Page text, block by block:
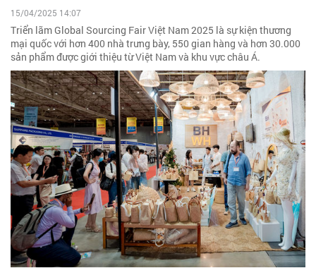
15/04/2025 14:07
Triển lãm Global Sourcing Fair Việt Nam 2025 là sự kiện thương
mại quốc với hơn 400 nhà trưng bày, 550 gian hàng và hơn 30.000
sản phẩm được giới thiệu từ Việt Nam và khu vực châu Á.